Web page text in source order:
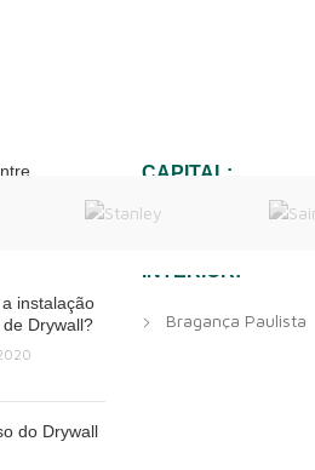
instalação
Drywall?
do Drywall
CAPITAL:
INTERIOR:
Bragança Paulista